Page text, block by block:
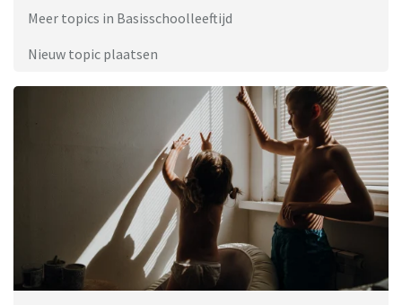
Meer topics in Basisschoolleeftijd
Nieuw topic plaatsen